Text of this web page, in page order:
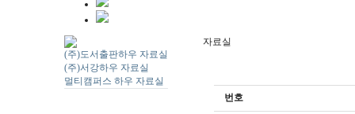
(주)도서출판하우 자료실
(주)서강하우 자료실
멀티캠퍼스 하우 자료실
자료실
번호